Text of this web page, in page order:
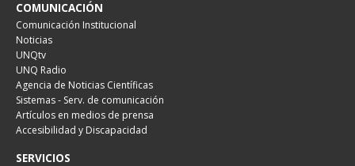
COMUNICACIÓN
Comunicación Institucional
Noticias
UNQtv
UNQ Radio
Agencia de Noticias Científicas
Sistemas - Serv. de comunicación
Artículos en medios de prensa
Accesibilidad y Discapacidad
SERVICIOS